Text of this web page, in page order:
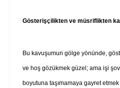
Gösterişçilikten ve müsriflikten
Bu kavuşumun gölge yönünde,
ve hoş gözükmek güzel; ama işi
boyutuna taşımamaya gayret